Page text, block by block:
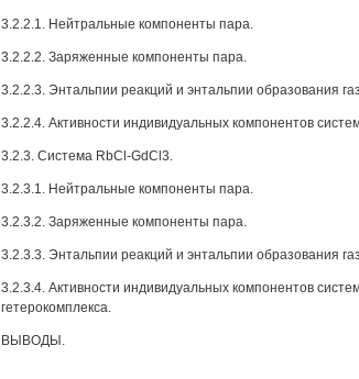
3.2.2.1. Нейтральные компоненты пара.
3.2.2.2. Заряженные компоненты пара.
3.2.2.3. Энтальпии реакций и энтальпии образования
3.2.2.4. Активности индивидуальных компонентов
3.2.3. Система RbCl-GdCl3.
3.2.3.1. Нейтральные компоненты пара.
3.2.3.2. Заряженные компоненты пара.
3.2.3.3. Энтальпии реакций и энтальпии образования
3.2.3.4. Активности индивидуальных компонентов
гетерокомплекса.
ВЫВОДЫ.